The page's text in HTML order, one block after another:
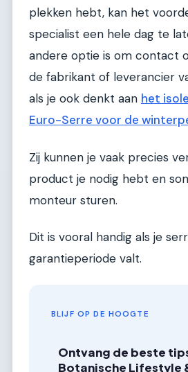
plekken hebt, kan het
specialist een hele dag te
andere optie is om contact
de fabrikant of leverancier
als je ook denkt aan het
Euro-Serre voor de
Zij kunnen je vaak precies
product je nodig hebt en
monteur sturen.
Dit is vooral handig als je
garantieperiode valt.
BLIJF OP DE HOOGTE
Ontvang de beste
Botanische Lifestyle